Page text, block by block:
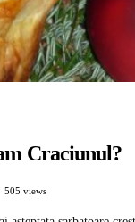
Craciunul?
505 views